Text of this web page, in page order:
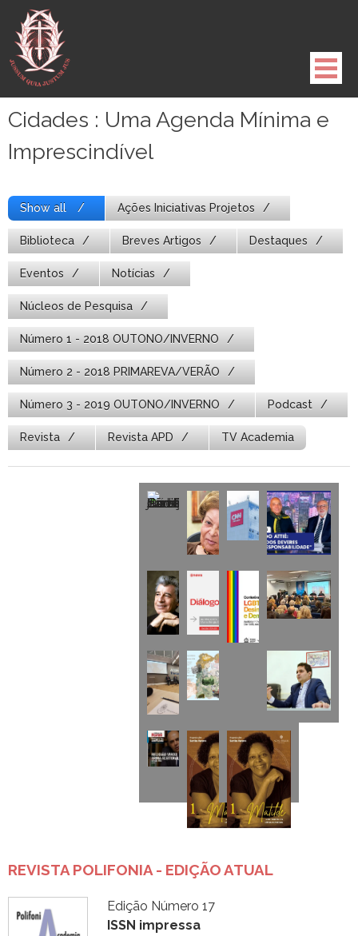
para
conteúdo
Cidades : Uma Agenda Mínima e
Imprescindível
Show all Ações Iniciativas Projetos
Biblioteca Breves Artigos Destaques
Eventos Notícias
Núcleos de Pesquisa
Número 1 - 2018 OUTONO/INVERNO
Número 2 - 2018 PRIMAREVA/VERÃO
Número 3 - 2019 OUTONO/INVERNO Podcast
Revista Revista APD TV Academia
REVISTA POLIFONIA - EDIÇÃO ATUAL
Edição Número 17
ISSN impressa